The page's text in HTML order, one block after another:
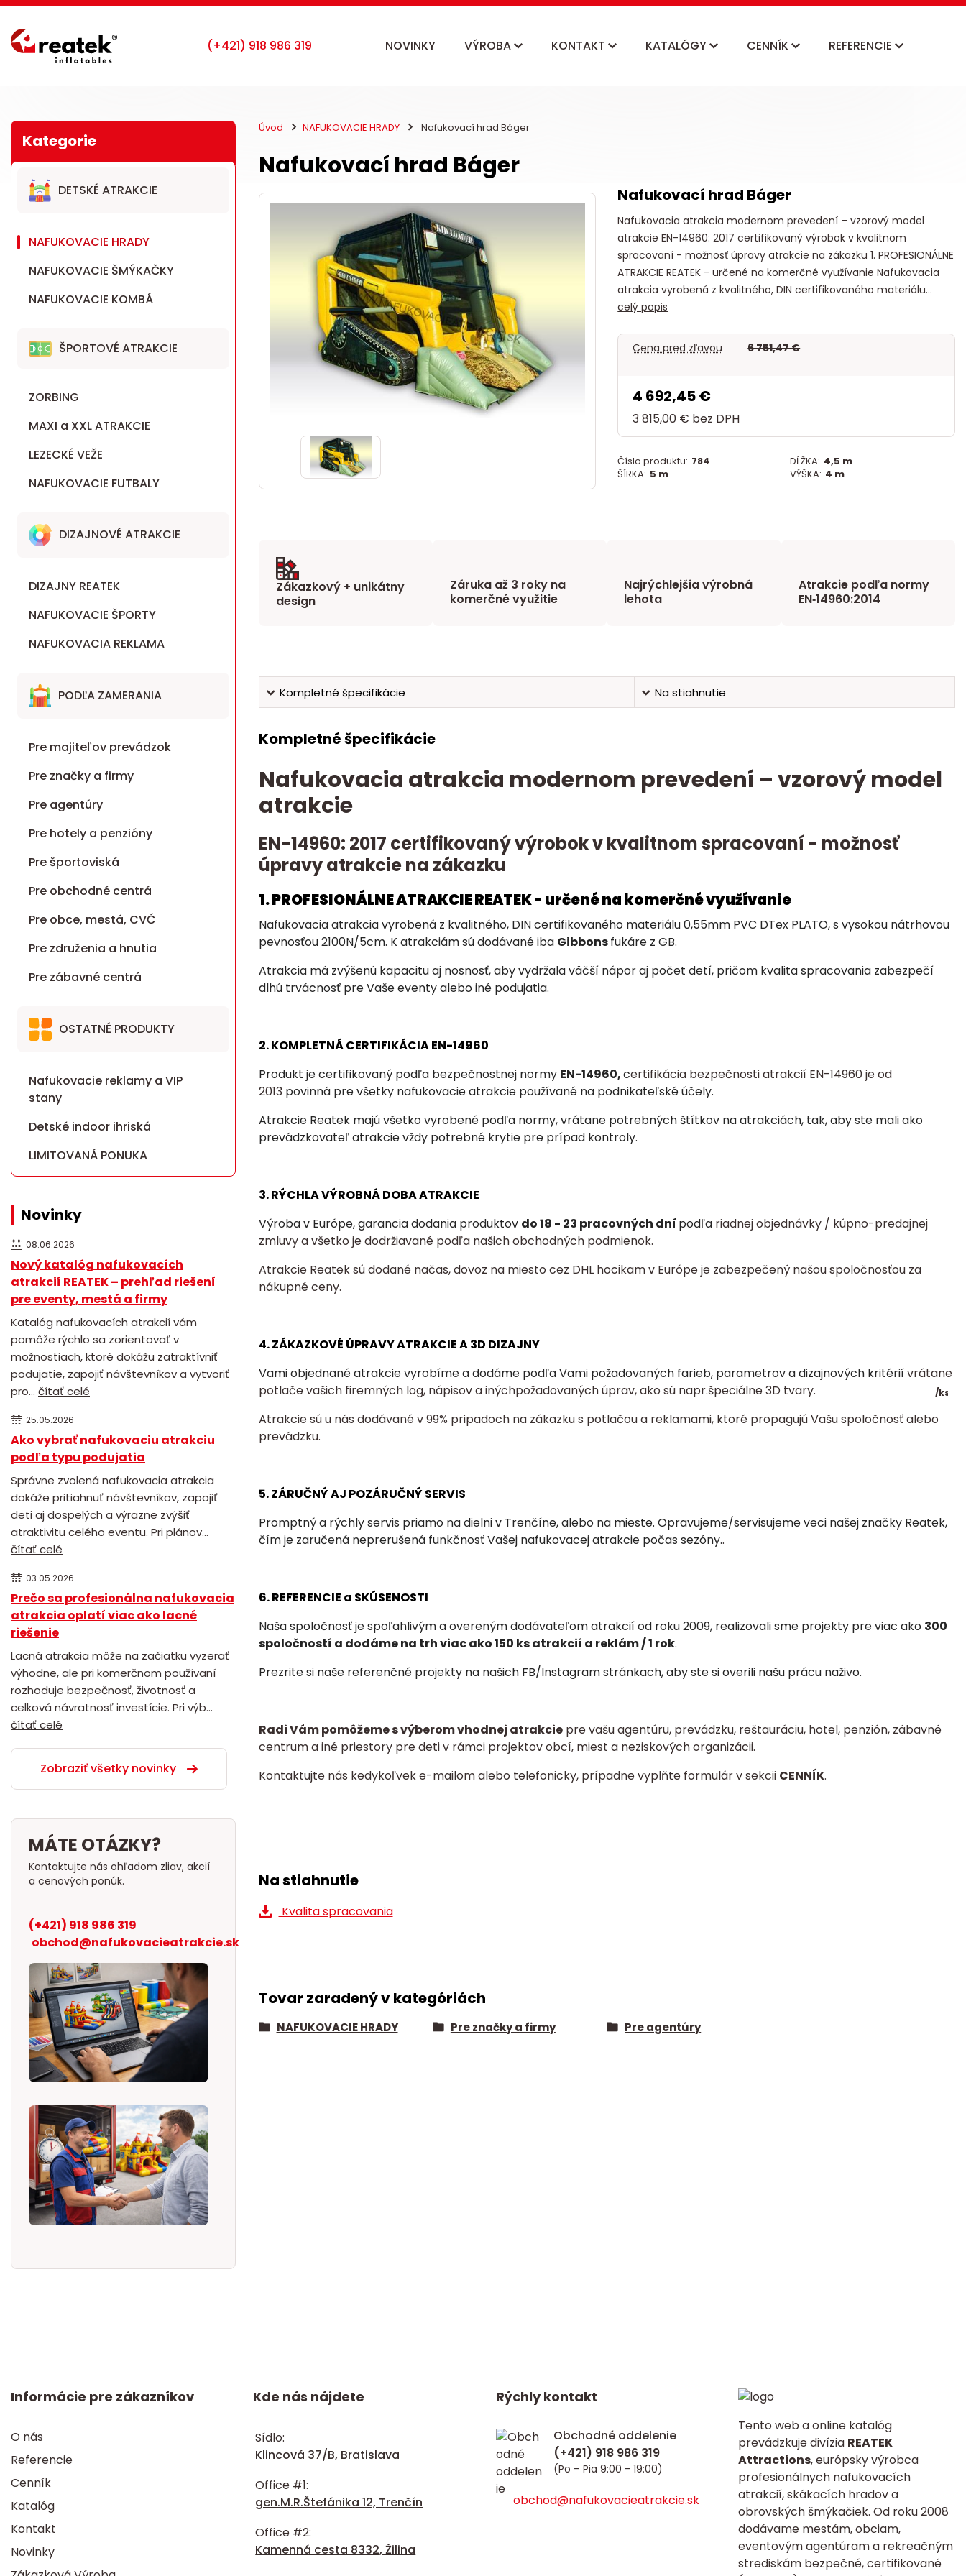
NOVINKY VÝROBA KONTAKT KATALÓGY CENNÍK REFERENCIE
DETSKÉ ATRAKCIE
NAFUKOVACIE HRADY
NAFUKOVACIE ŠMÝKAČKY
NAFUKOVACIE KOMBÁ
ŠPORTOVÉ ATRAKCIE
ZORBING
MAXI a XXL ATRAKCIE
LEZECKÉ VEŽE
NAFUKOVACIE FUTBALY
DIZAJNOVÉ ATRAKCIE
DIZAJNY REATEK
NAFUKOVACIE ŠPORTY
NAFUKOVACIA REKLAMA
PODĽA ZAMERANIA
Pre majiteľov prevádzok
Pre značky a firmy
Pre agentúry
Pre hotely a penzióny
Pre športoviská
Pre obchodné centrá
Pre obce, mestá, CVČ
Pre združenia a hnutia
Pre zábavné centrá
OSTATNÉ PRODUKTY
Nafukovacie reklamy a VIP
stany
Detské indoor ihriská
LIMITOVANÁ PONUKA
Novinky
08.06.2026
Nový katalóg nafukovacích
atrakcií REATEK – prehľad riešení
pre eventy, mestá a firmy
Katalóg nafukovacích atrakcií vám
pomôže rýchlo sa zorientovať v
možnostiach, ktoré dokážu zatraktívniť
podujatie, zapojiť návštevníkov a vytvoriť
pro... čítať celé
25.05.2026
Ako vybrať nafukovaciu atrakciu
podľa typu podujatia
Správne zvolená nafukovacia atrakcia
dokáže pritiahnuť návštevníkov, zapojiť
deti aj dospelých a výrazne zvýšiť
atraktivitu celého eventu. Pri plánov...
čítať celé
03.05.2026
Prečo sa profesionálna nafukovacia
atrakcia oplatí viac ako lacné
riešenie
Lacná atrakcia môže na začiatku vyzerať
výhodne, ale pri komerčnom používaní
rozhoduje bezpečnosť, životnosť a
celková návratnosť investície. Pri výb...
čítať celé
Zobraziť všetky novinky
MÁTE OTÁZKY?
Kontaktujte nás ohľadom zliav, akcií
a cenových ponúk.
(+421) 918 986 319
obchod@nafukovacieatrakcie.sk
Úvod NAFUKOVACIE HRADY Nafukovací hrad Báger
Nafukovací hrad Báger
Nafukovací hrad Báger
Nafukovacia atrakcia modernom prevedení – vzorový model
atrakcie EN-14960: 2017 certifikovaný výrobok v kvalitnom
spracovaní - možnosť úpravy atrakcie na zákazku 1. PROFESIONÁLNE
ATRAKCIE REATEK - určené na komerčné využívanie Nafukovacia
atrakcia vyrobená z kvalitného, DIN certifikovaného materiálu...
celý popis
Cena pred zľavou 6 751,47 €
4 692,45 €
/ks
3 815,00 € bez DPH
Číslo produktu: 784 DĹŽKA: 4,5 m
ŠÍRKA: 5 m VÝŠKA: 4 m
Zákazkový + unikátny
design
Záruka až 3 roky na
komerčné využitie
Najrýchlejšia výrobná
lehota
Atrakcie podľa normy
EN‑14960:2014
Kompletné špecifikácie Na stiahnutie
Kompletné špecifikácie
Nafukovacia atrakcia modernom prevedení – vzorový model
atrakcie
EN-14960: 2017 certifikovaný výrobok v kvalitnom spracovaní - možnosť
úpravy atrakcie na zákazku
1. PROFESIONÁLNE ATRAKCIE REATEK - určené na komerčné využívanie
Nafukovacia atrakcia vyrobená z kvalitného, DIN certifikovaného materiálu 0,55mm PVC DTex PLATO, s vysokou nátrhovou
pevnosťou 2100N/5cm. K atrakciám sú dodávané iba Gibbonsfukáre z GB.
Atrakcia má zvýšenú kapacitu aj nosnosť, aby vydržala väčší nápor aj počet detí, pričom kvalita spracovania zabezpečí
dlhú trvácnosť pre Vaše eventy alebo iné podujatia.
2. KOMPLETNÁ CERTIFIKÁCIA EN-14960
Produkt je certifikovaný podľa bezpečnostnej normy EN-14960,certifikácia bezpečnosti atrakcií EN-14960 je od
2013 povinná pre všetky nafukovacie atrakcie používané na podnikateľské účely.
Atrakcie Reatek majú všetko vyrobené podľa normy, vrátane potrebných štítkov na atrakciách, tak, aby ste mali ako
prevádzkovateľ atrakcie vždy potrebné krytie pre prípad kontroly.
3. RÝCHLA VÝROBNÁ DOBA ATRAKCIE
Výroba v Európe, garancia dodania produktov do 18 - 23 pracovných dní podľa riadnej objednávky / kúpno-predajnej
zmluvy a všetko je dodržiavané podľa našich obchodných podmienok.
Atrakcie Reatek sú dodané načas, dovoz na miesto cez DHL hocikam v Európe je zabezpečený našou spoločnosťou za
nákupné ceny.
4. ZÁKAZKOVÉ ÚPRAVY ATRAKCIE A 3D DIZAJNY
Vami objednané atrakcie vyrobíme a dodáme podľa Vami požadovaných farieb, parametrov a dizajnových kritériívrátane
potlače vašich firemných log, nápisov a inýchpožadovaných úprav, ako sú napr.špeciálne 3D tvary.
Atrakcie sú u nás dodávané v 99% pripadoch na zákazku s potlačou a reklamami, ktoré propagujú Vašu spoločnosť alebo
prevádzku.
5. ZÁRUČNÝ AJ POZÁRUČNÝ SERVIS
Promptný a rýchly servis priamo na dielni v Trenčíne, alebo na mieste. Opravujeme/servisujeme veci našej značky Reatek,
čím je zaručená neprerušená funkčnosť Vašej nafukovacej atrakcie počas sezóny..
6. REFERENCIE a SKÚSENOSTI
Naša spoločnosť je spoľahlivým a overeným dodávateľom atrakcií od roku 2009, realizovalisme projekty pre viac ako 300
spoločností a dodáme na trh viac ako 150 ks atrakcií a reklám / 1 rok.
Prezrite si naše referenčné projekty na našich FB/Instagram stránkach, aby ste si overili našu prácu naživo.
Radi Vám pomôžeme s výberom vhodnej atrakciepre vašu agentúru, prevádzku, reštauráciu, hotel, penzión, zábavné
centrum a iné priestory pre deti v rámci projektov obcí, miest a neziskových organizácii.
Kontaktujte nás kedykoľvek e-mailom alebo telefonicky, prípadne vyplňte formulár v sekcii CENNÍK.
Na stiahnutie
Kvalita spracovania
Tovar zaradený v kategóriách
NAFUKOVACIE HRADY Pre značky a firmy Pre agentúry
Informácie pre zákazníkov
O nás
Referencie
Cenník
Katalóg
Kontakt
Novinky
Kde nás nájdete
Sídlo:
Klincová 37/B, Bratislava
Office #1:
gen.M.R.Štefánika 12, Trenčín
Office #2:
Kamenná cesta 8332, Žilina
Tento web a online katalóg
prevádzkuje divízia REATEK
Attractions, európsky výrobca
profesionálnych nafukovacích
atrakcií, skákacích hradov a
obrovských šmýkačiek. Od roku 2008
dodávame mestám, obciam,
eventovým agentúram a rekreačným
strediskám bezpečné, certifikované
Rýchly kontakt
Obchodné oddelenie
(Po – Pia 9:00 - 19:00)
obchod@nafukovacieatrakcie.sk